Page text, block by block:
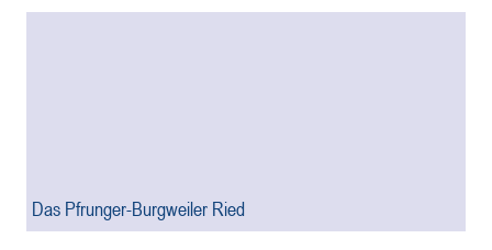
Das Pfrunger-Burgweiler Ried